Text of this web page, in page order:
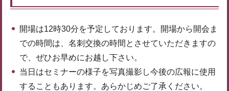
開場は12時30分を予定しております。開場から開会ま
での時間は、名刺交換の時間とさせていただきますの
で、ぜひお早めにお越し下さい。
当日はセミナーの様子を写真撮影し今後の広報に使用
することもあります。あらかじめご了承ください。